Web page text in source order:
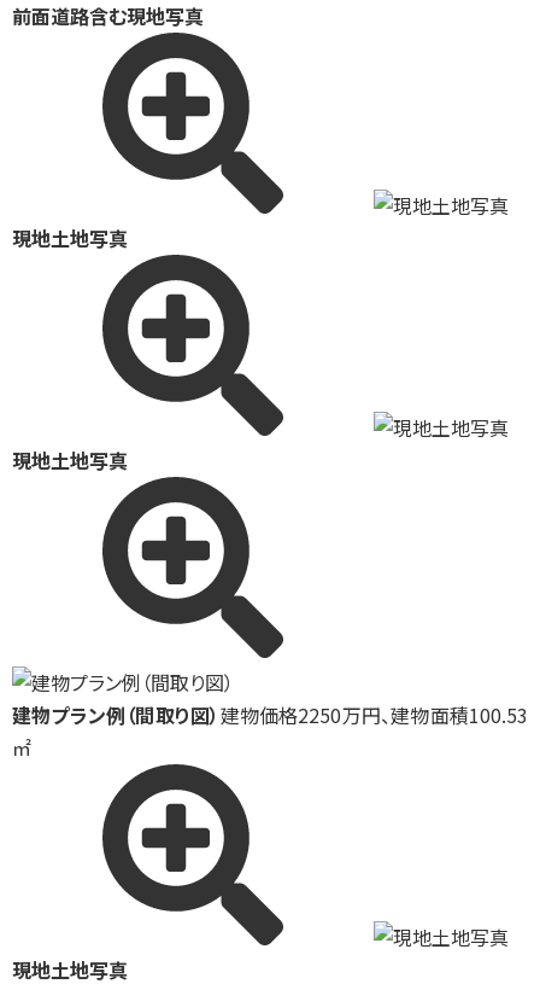
前面道路含む現地写真
現地土地写真
現地土地写真
建物プラン例（間取り図） 建物価格2250万円、建物面積100.53
㎡
現地土地写真